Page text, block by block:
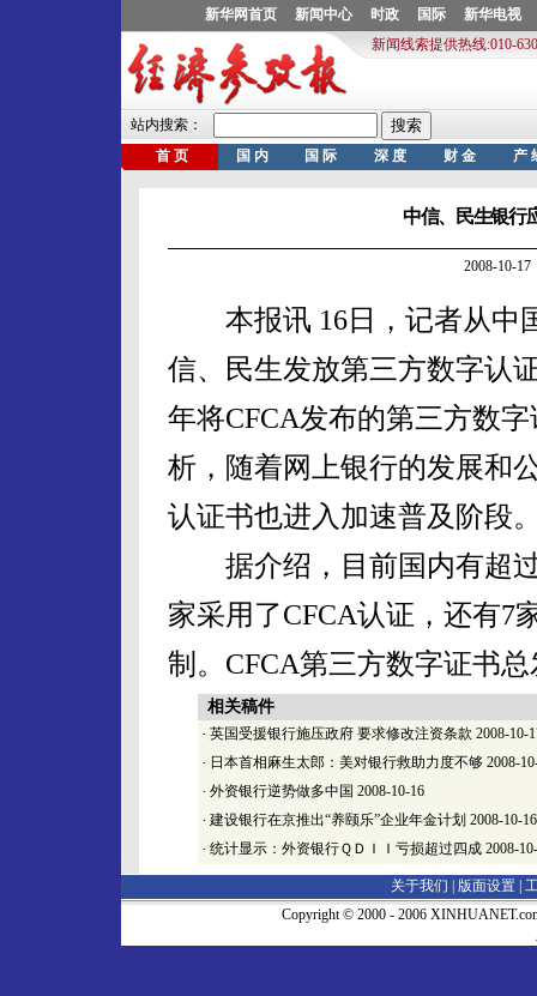
中信、民生银行
2008-10-
本报讯 16日，记者从中
信、民生发放第三方数字认
年将CFCA发布的第三方数
析，随着网上银行的发展和
认证书也进入加速普及阶段
据介绍，目前国内有超过
家采用了CFCA认证，还有7
制。CFCA第三方数字证书
相关稿件
· 英国受援银行施压政府 要求修改注资条款 2008-10-
· 日本首相麻生太郎：美对银行救助力度不够 2008-
· 外资银行逆势做多中国 2008-10-16
· 建设银行在京推出“养颐乐”企业年金计划 2008-10-16
· 统计显示：外资银行ＱＤＩＩ亏损超过四成 2008-
关于我们 | 版面设置
Copyright © 2000 - 2006